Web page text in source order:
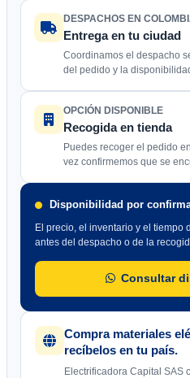
DESPACHOS EN
Entrega en tu ciudad
Coordinamos el despacho
del pedido y la
OPCIÓN DISPONIBLE
Recogida en tienda
Puedes recoger el pedido
vez confirmemos que se
Disponibilidad por
El precio, el inventario y el tiempo
antes del despacho o de la
Consultar
Compra materiales
recíbelos en tu país.
Electrificadora Capital SAS